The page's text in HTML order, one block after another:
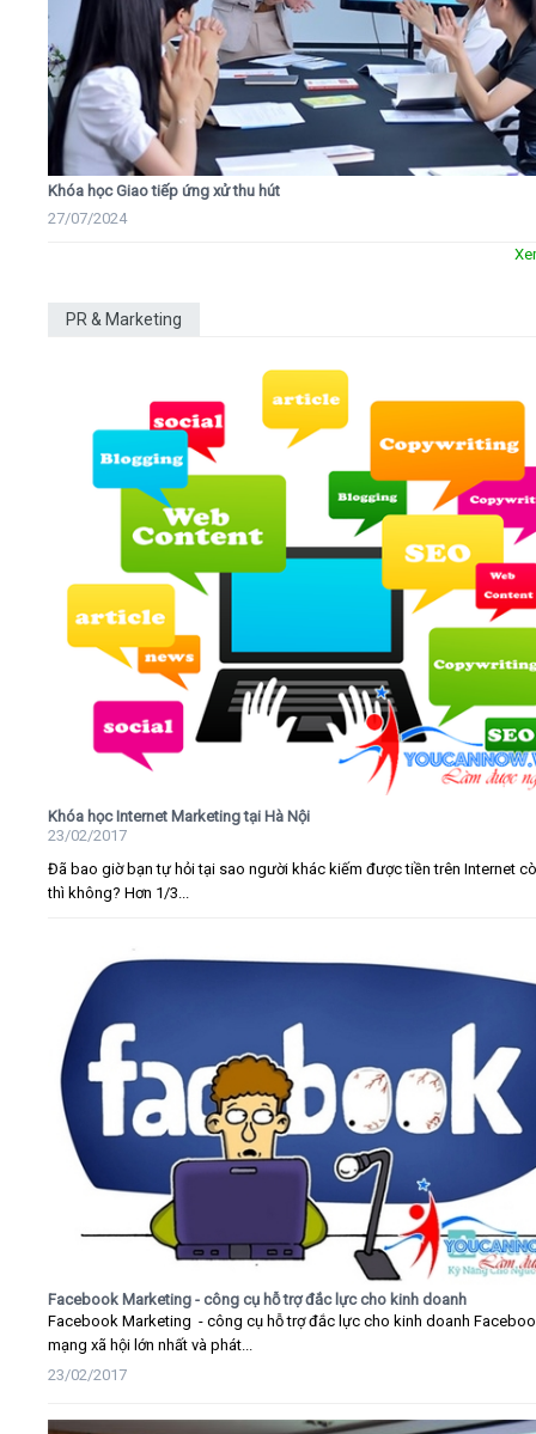
Khóa học Giao tiếp ứng xử thu hút
27/07/2024
PR & Marketing
Khóa học Internet Marketing tại Hà Nội
23/02/2017
Đã bao giờ bạn tự hỏi tại sao người khác kiếm được tiền trên Internet
thì không? Hơn 1/3...
Facebook Marketing - công cụ hỗ trợ đắc lực cho kinh doanh
Facebook Marketing - công cụ hỗ trợ đắc lực cho kinh doanh
mạng xã hội lớn nhất và phát...
23/02/2017